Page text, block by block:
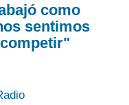
como
sentimos